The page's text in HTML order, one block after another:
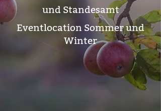
und Standesamt
Eventlocation Sommer und
Winter